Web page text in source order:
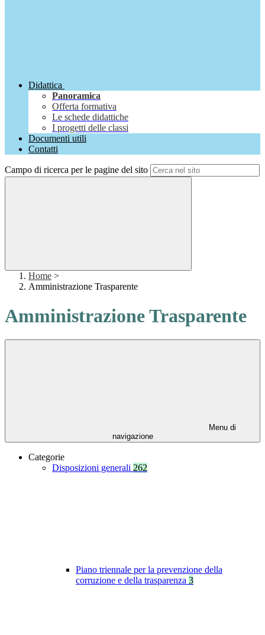
Didattica
Panoramica
Offerta formativa
Le schede didattiche
I progetti delle classi
Documenti utili
Contatti
Campo di ricerca per le pagine del sito
Home >
Amministrazione Trasparente
Amministrazione Trasparente
Menu di
navigazione
Categorie
Disposizioni generali 262
Piano triennale per la prevenzione della
corruzione e della trasparenza 3